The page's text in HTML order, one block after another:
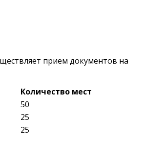
прием документов на
Количество мест
50
25
25